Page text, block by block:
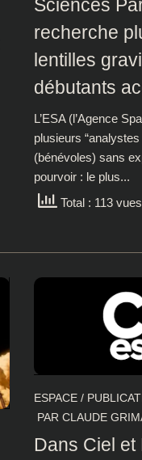
Sciences
recherche
lentilles
débutants
L’ESA (l’Agence
plusieurs
(bénévoles) sans
pourvoir : le plus...
Total : 113 vues
ESPACE /
PAR CLAUDE
Dans Ciel